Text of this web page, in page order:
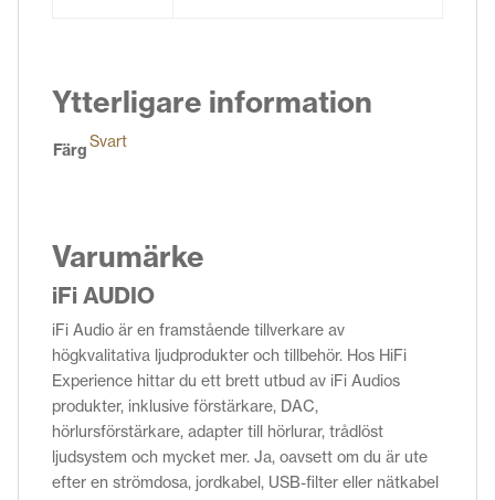
Ytterligare information
FärgSvart
Varumärke
iFi AUDIO
iFi Audio är en framstående tillverkare av
högkvalitativa ljudprodukter och tillbehör. Hos HiFi
Experience hittar du ett brett utbud av iFi Audios
produkter, inklusive förstärkare, DAC,
hörlursförstärkare, adapter till hörlurar, trådlöst
ljudsystem och mycket mer. Ja, oavsett om du är ute
efter en strömdosa, jordkabel, USB-filter eller nätkabel